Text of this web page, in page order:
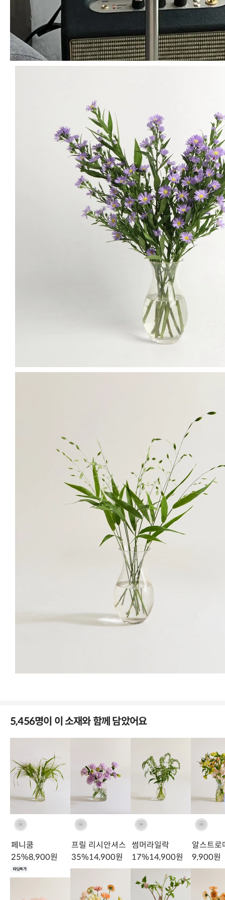
풍성하게 오고 신선해요 푸릇푸릇해서 좋아요
바람이 스치는
들판을 내 방 한편에
5,456명이 이 소재와 함께 담았어요
페니쿰
25%8,900원
타임특가
프릴 리시안셔스
35%14,900원
썸머라일락
17%14,900원
알스트로
9,900원